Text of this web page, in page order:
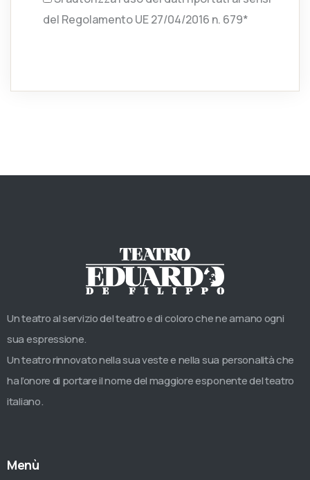
del Regolamento UE 27/04/2016 n. 679*
Un teatro al servizio del teatro e di coloro che ne amano ogni
sua espressione.
Un teatro rinnovato nella sua veste e nella sua personalità che
ha l’onore di portare il nome del maggiore esponente del teatro
italiano.
Menù